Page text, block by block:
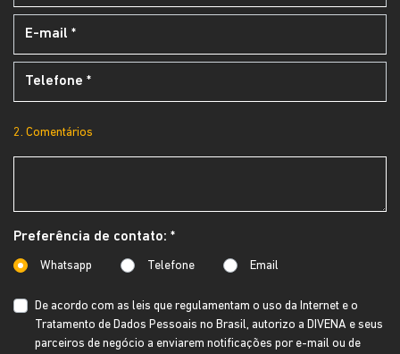
2. Comentários
Preferência de contato: *
Whatsapp Telefone Email
De acordo com as leis que regulamentam o uso da Internet e o
Tratamento de Dados Pessoais no Brasil, autorizo a DIVENA e seus
parceiros de negócio a enviarem notificações por e-mail ou de